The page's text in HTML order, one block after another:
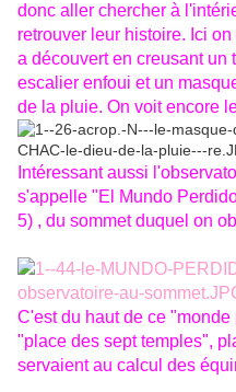
donc aller chercher à
retrouver leur histoire. Ici
a découvert en creusant un
escalier enfoui et un
de la pluie. On voit encore
Intéressant aussi
s'appelle "El Mundo
5) , du sommet duquel on
C'est du haut de ce
"place des sept temples",
servaient au calcul des